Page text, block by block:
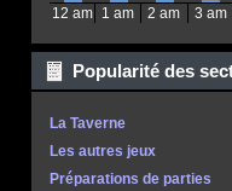
12 am 1 am 2 am 3 am
Popularité des
La Taverne
Les autres jeux
Préparations de parties